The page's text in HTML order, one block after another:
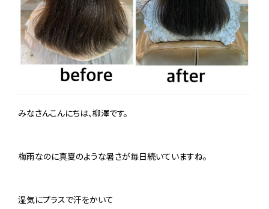
みなさんこんにちは、柳澤です。
梅雨なのに真夏のような暑さが毎日続いていますね。
湿気にプラスで汗をかいて